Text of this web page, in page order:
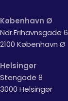
København Ø
Ndr.Frihavnsgade 6
2100 København Ø
Helsingør
Stengade 8
3000 Helsingør